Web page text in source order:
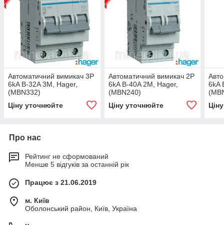
Автоматичний вимикач 3P
6kA B-32A 3M, Hager,
(MBN332)
Ціну уточнюйте
Автоматичний вимикач 2P
6kA B-40A 2M, Hager,
(MBN240)
Ціну уточнюйте
6kA
Про нас
Рейтинг не сформований
Менше 5 відгуків за останній рік
Працює з 21.06.2019
м. Київ
Оболонський район, Київ, Україна